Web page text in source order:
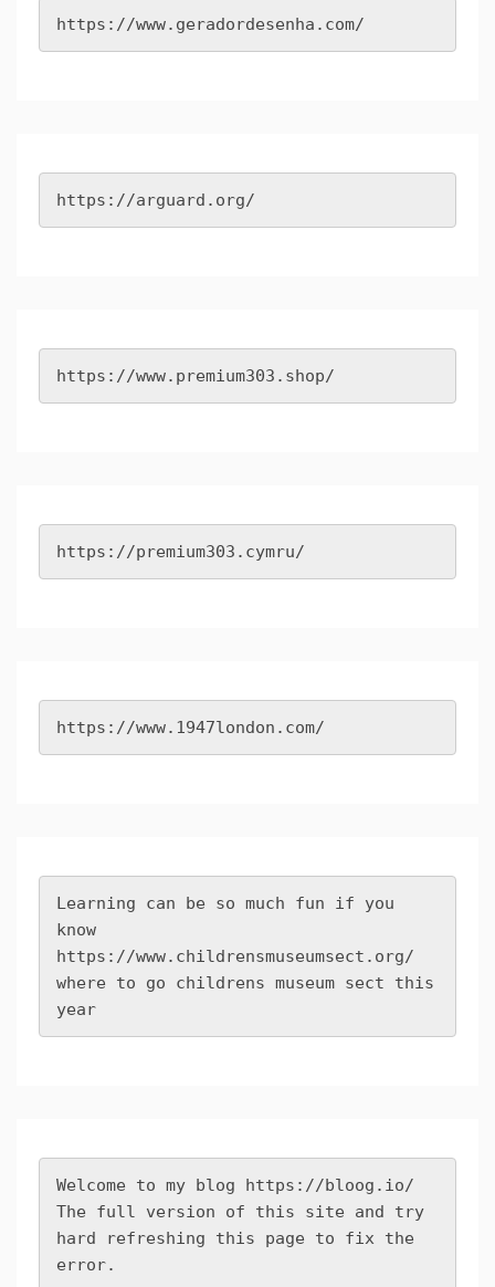
https://www.geradordesenha.com/
https://arguard.org/
https://www.premium303.shop/
https://premium303.cymru/
https://www.1947london.com/
Learning can be so much fun if you
https://www.childrensmuseumsect.org/
where to go childrens museum sect this
year
Welcome to my blog
https://bloog.io/
The full version of this site and try
hard refreshing this page to fix the
error.